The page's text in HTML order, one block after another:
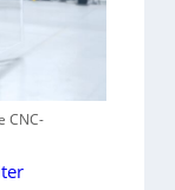
CNC-